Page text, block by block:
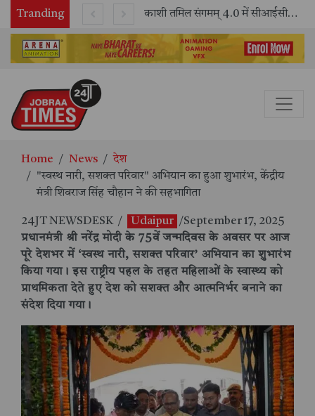
Tranding काशी तमिल संगमम् 4.0 में सीआईसीटी का स्टॉल बना तमिल भाषा और संस्कृति का केंद्र, ‘तमिल करकलाम’ से सीखना हुआ सरल
Home News
देश
"स्वस्थ नारी, सशक्त परिवार" अभियान का हुआ शुभारंभ, केंद्रीय
मंत्री शिवराज सिंह चौहान ने की सहभागिता
24JT NEWSDESK / Udaipur /September 17, 2025
प्रधानमंत्री श्री नरेंद्र मोदी के 75वें जन्मदिवस के अवसर पर आज
पूरे देशभर में ‘स्वस्थ नारी, सशक्त परिवार’ अभियान का शुभारंभ
किया गया। इस राष्ट्रीय पहल के तहत महिलाओं के स्वास्थ्य को
प्राथमिकता देते हुए देश को सशक्त और आत्मनिर्भर बनाने का
संदेश दिया गया।